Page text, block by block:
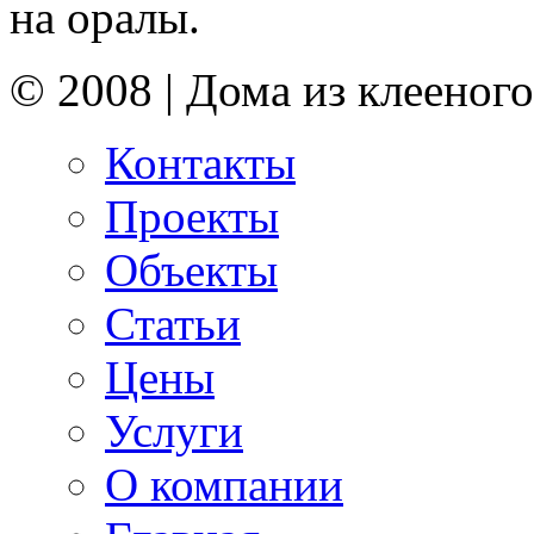
на оралы.
© 2008 | Дома из
Контакты
Проекты
Объекты
Статьи
Цены
Услуги
О компании